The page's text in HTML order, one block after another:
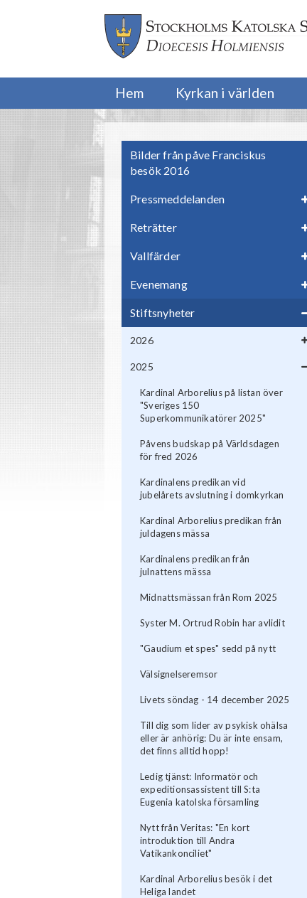
Hem Kyrkan i världen
Bilder från påve Franciskus
besök 2016
Pressmeddelanden
Reträtter
Vallfärder
Evenemang
Stiftsnyheter
2026
2025
Kardinal Arborelius på listan över
"Sveriges 150
Superkommunikatörer 2025"
Påvens budskap på Världsdagen
för fred 2026
Kardinalens predikan vid
jubelårets avslutning i domkyrkan
Kardinal Arborelius predikan från
juldagens mässa
Kardinalens predikan från
julnattens mässa
Midnattsmässan från Rom 2025
Syster M. Ortrud Robin har avlidit
"Gaudium et spes" sedd på nytt
Välsignelseremsor
Livets söndag - 14 december 2025
Till dig som lider av psykisk ohälsa
eller är anhörig: Du är inte ensam,
det finns alltid hopp!
Ledig tjänst: Informatör och
expeditionsassistent till S:ta
Eugenia katolska församling
Nytt från Veritas: "En kort
introduktion till Andra
Vatikankonciliet"
Kardinal Arborelius besök i det
Heliga landet